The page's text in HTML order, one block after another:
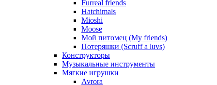
Furreal friends
Hatchimals
Mioshi
Moose
Мой питомец (My friends)
Потеряшки (Scruff a luvs)
Конструкторы
Музыкальные инструменты
Мягкие игрушки
Avrora